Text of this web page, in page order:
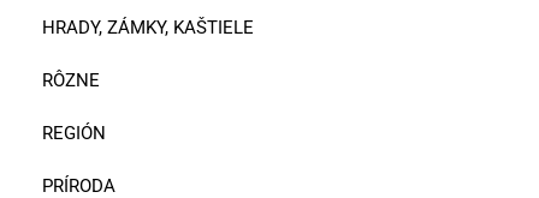
HRADY, ZÁMKY, KAŠTIELE
RÔZNE
REGIÓN
PRÍRODA